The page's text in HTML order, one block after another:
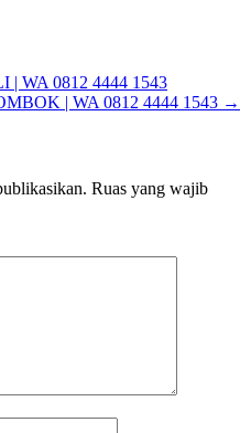
WA 0812 4444 1543
| WA 0812 4444 1543 →
Ruas yang wajib